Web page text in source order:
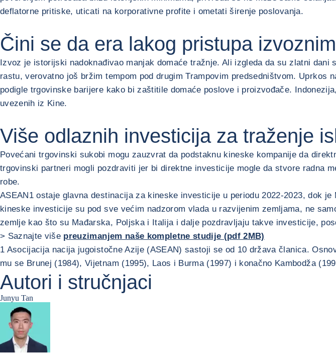
deflatorne pritiske, uticati na korporativne profite i ometati širenje poslovanja.
Čini se da era lakog pristupa
Izvoz je istorijski nadoknađivao manjak domaće tražnje. Ali izgleda da su zlatni
rastu, verovatno još bržim tempom pod drugim Trampovim predsedništvom. Uprkos
podigle trgovinske barijere kako bi zaštitile domaće poslove i proizvođače.
uvezenih iz Kine.
Više odlaznih investicija za traženje
Povećani trgovinski sukobi mogu zauzvrat da podstaknu kineske kompanije da
trgovinski partneri mogli pozdraviti jer bi direktne investicije mogle da stvore radna
robe.
ASEAN1 ostaje glavna destinacija za kineske investicije u periodu 2022-2023, dok
kineske investicije su pod sve većim nadzorom vlada u razvijenim zemljama, ne
zemlje kao što su Mađarska, Poljska i Italija i dalje pozdravljaju takve investicije,
> Saznajte više preuzimanjem naše kompletne studije (pdf 2MB)
1 Asocijacija nacija jugoistočne Azije (ASEAN) sastoji se od 10 država članica.
mu se Brunej (1984), Vijetnam (1995), Laos i Burma (1997) i konačno Kambodža
Autori i stručnjaci
Junyu Tan